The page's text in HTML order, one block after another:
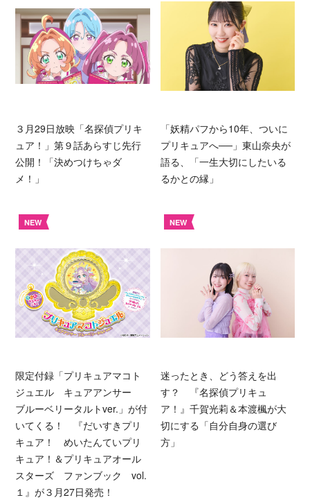
３月29日放映「名探偵プリキ
ュア！」第９話あらすじ先行
公開！「決めつけちゃダ
メ！」
「妖精パフから10年、ついに
プリキュアへ──」東山奈央が
語る、「一生大切にしたいる
るかとの縁」
NEW
限定付録「プリキュアマコト
ジュエル キュアアンサー
ブルーベリータルトver.」が付
いてくる！ 『だいすきプリ
キュア！ めいたんていプリ
キュア！＆プリキュアオール
スターズ ファンブック vol.
１』が３月27日発売！
NEW
迷ったとき、どう答えを出
す？ 『名探偵プリキュ
ア！』千賀光莉＆本渡楓が大
切にする「自分自身の選び
方」